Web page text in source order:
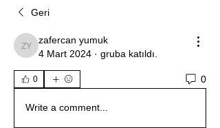
Geri
zafercan yumuk
zafercan yumuk
4 Mart 2024 · gruba katıldı.
0 0
Write a comment...